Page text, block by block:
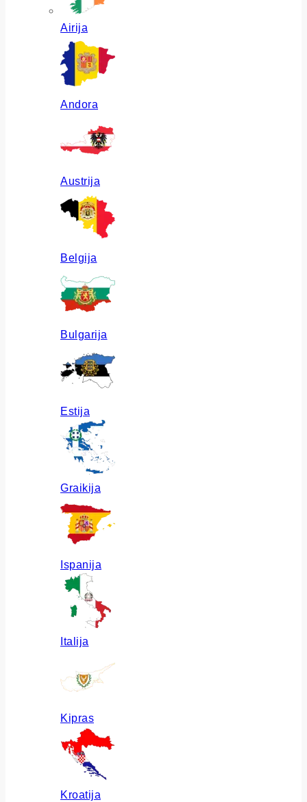
Airija
Andora
Austrija
Belgija
Bulgarija
Estija
Graikija
Ispanija
Italija
Kipras
Kroatija